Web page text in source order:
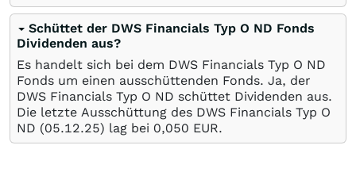
Schüttet der DWS Financials Typ O ND Fonds
Dividenden aus?
Es handelt sich bei dem DWS Financials Typ O ND
Fonds um einen ausschüttenden Fonds. Ja, der
DWS Financials Typ O ND schüttet Dividenden aus.
Die letzte Ausschüttung des DWS Financials Typ O
ND (05.12.25) lag bei 0,050 EUR.